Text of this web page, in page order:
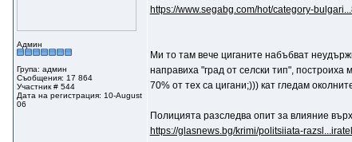
Админ
Група: админ
Съобщения: 17 864
Участник # 544
Дата на регистрация: 10-August
06
https://www.segabg.com/hot/category-
Ми то там вече циганите набъбват
направиха "град от селски тип",
70% от тех са цигани;))) кат гледам
Полицията разследва опит за влияние
https://glasnews.bg/krimi/politsiiata-